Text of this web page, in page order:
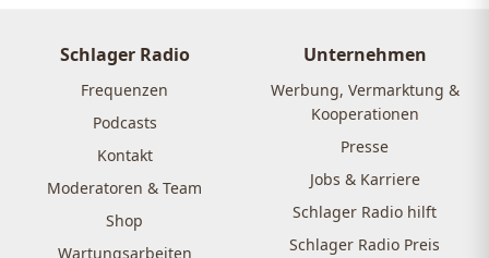
Schlager Radio
Frequenzen
Podcasts
Kontakt
Moderatoren & Team
Shop
Wartungsarbeiten
Unternehmen
Werbung, Vermarktung &
Kooperationen
Presse
Jobs & Karriere
Schlager Radio hilft
Schlager Radio Preis